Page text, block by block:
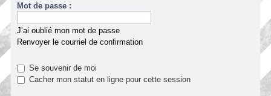
Mot de passe :
J’ai oublié mon mot de passe
Renvoyer le courriel de confirmation
Se souvenir de moi
Cacher mon statut en ligne pour cette session